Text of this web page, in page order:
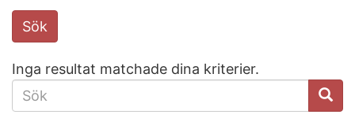
Search
this
Sök
Inga resultat matchade dina kriterier.
SÖKFORMULÄR